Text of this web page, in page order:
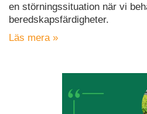
en störningssituation när vi
beredskapsfärdigheter.
Läs mera »